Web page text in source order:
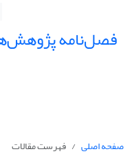
فصل‌نامه
صفحه اصلی فهرست مقالات